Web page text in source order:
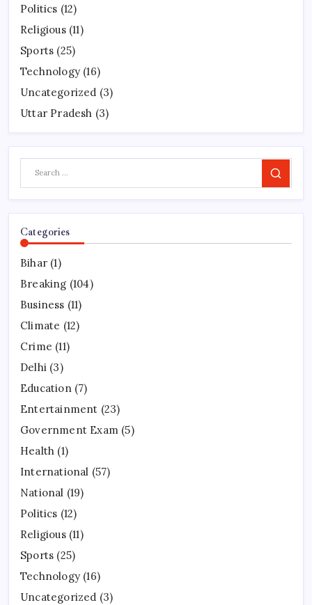
Politics (12)
Religious(11)
Sports (25)
Technology (16)
Uncategorized (3)
Uttar Pradesh (3)
Search
Categories
Bihar (1)
Breaking (104)
Business (11)
Climate (12)
Crime (11)
Delhi (3)
Education(7)
Entertainment (23)
Government Exam (5)
Health (1)
International (57)
National (19)
Politics (12)
Religious(11)
Sports (25)
Technology (16)
Uncategorized (3)